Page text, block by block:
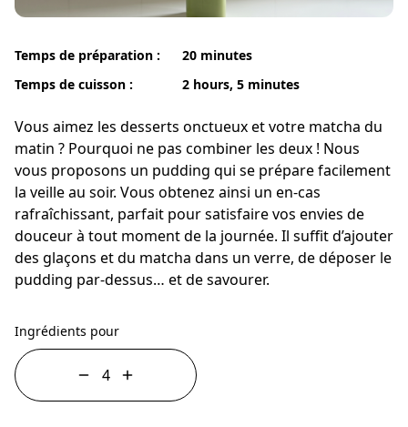
Temps de préparation :
Temps de cuisson :
20 minutes
2 hours, 5 minutes
Vous aimez les desserts onctueux et votre matcha du
matin ? Pourquoi ne pas combiner les deux ! Nous
vous proposons un pudding qui se prépare facilement
la veille au soir. Vous obtenez ainsi un en-cas
rafraîchissant, parfait pour satisfaire vos envies de
douceur à tout moment de la journée. Il suffit d’ajouter
des glaçons et du matcha dans un verre, de déposer le
pudding par-dessus… et de savourer.
Ingrédients pour